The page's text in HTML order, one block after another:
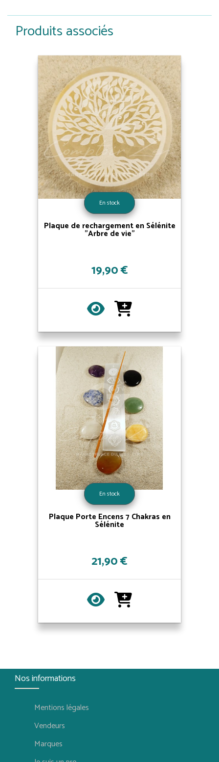
Produits associés
En stock
Plaque de rechargement en Sélénite
"Arbre de vie"
19,90 €
En stock
Plaque Porte Encens 7 Chakras en
Sélénite
21,90 €
Nos informations
Mentions légales
Vendeurs
Marques